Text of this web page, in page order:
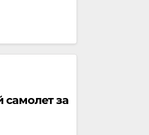
самолет за